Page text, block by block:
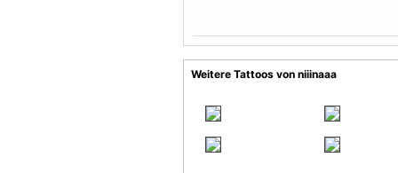
Weitere Tattoos von niiinaaa